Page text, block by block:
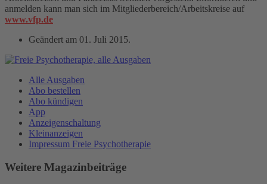
anmelden kann man sich im Mitgliederbereich/Arbeitskreise auf
www.vfp.de
Geändert am 01. Juli 2015.
Alle Ausgaben
Abo bestellen
Abo kündigen
App
Anzeigenschaltung
Kleinanzeigen
Impressum Freie Psychotherapie
Weitere Magazinbeiträge